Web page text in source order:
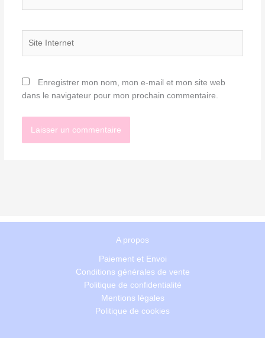
mail*
Enregistrer mon nom, mon e-mail et mon site web
dans le navigateur pour mon prochain commentaire.
A propos
Paiement et Envoi
Conditions générales de vente
Politique de confidentialité
Mentions légales
Politique de cookies